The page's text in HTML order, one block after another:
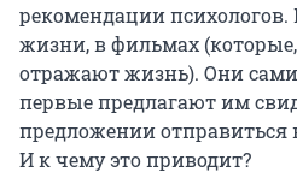
рекомендации
жизни, в фильмах (которые,
отражают жизнь). Они
первые предлагают им
предложении отправиться
И к чему это приводит?